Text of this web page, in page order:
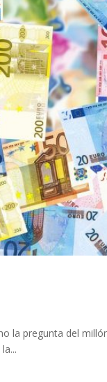
la pregunta del